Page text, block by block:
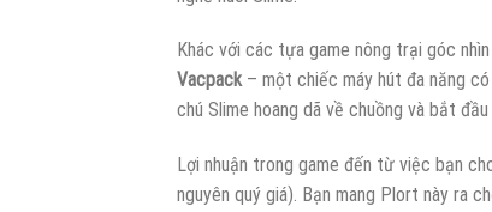
Khác với các tựa game nông trại góc
Vacpack– một chiếc máy hút đa năng
chú Slime hoang dã về chuồng và bắt
Lợi nhuận trong game đến từ việc bạn
nguyên quý giá). Bạn mang Plort này ra